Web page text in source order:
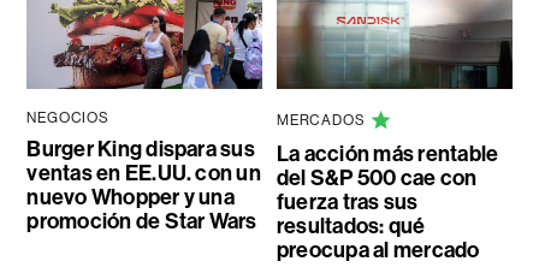
NEGOCIOS
Burger King dispara sus
ventas en EE.UU. con un
nuevo Whopper y una
promoción de Star Wars
MERCADOS
La acción más rentable
del S&P 500 cae con
fuerza tras sus
resultados: qué
preocupa al mercado